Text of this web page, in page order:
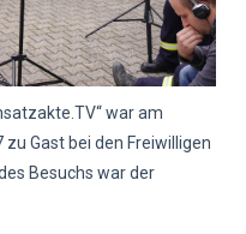
war am
Gast bei den Freiwilligen
Besuchs war der